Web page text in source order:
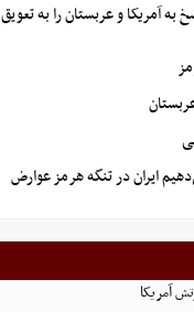
آمریکا و عربستان را به تعویق
ایران در تنگه هرمز عوارض
آمریکا